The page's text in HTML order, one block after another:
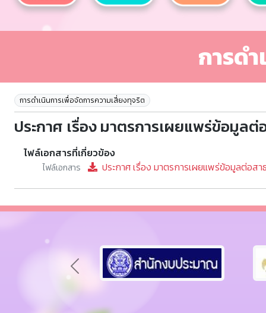
การด
การดำเนินการเพื่อจัดการความเสี่ยงทุจริต
ประกาศ เรื่อง มาตรการเผยแพร่ข้อมูลต่
ไฟล์เอกสารที่เกี่ยวข้อง
ไฟล์เอกสาร ประกาศ เรื่อง มาตรการเผยแพร่ข้อมูลต่อส
Previous